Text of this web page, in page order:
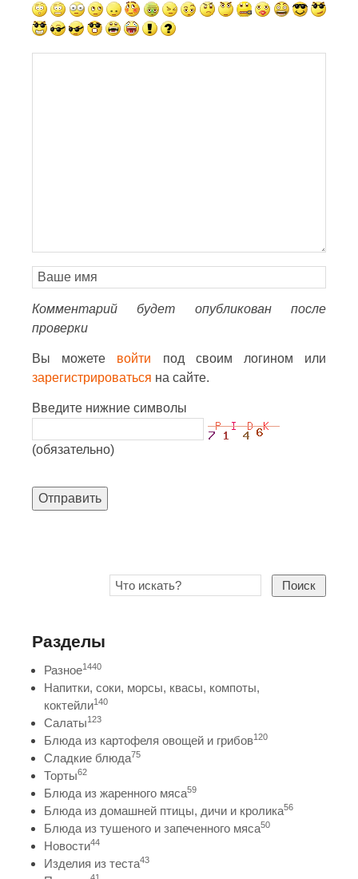
Комментарий будет опубликован после
проверки
Вы можете войти под своим логином или
зарегистрироваться на сайте.
Введите нижние символы
(обязательно)
Отправить
Поиск
Разделы
Разное1440
Напитки, соки, морсы, квасы, компоты,
коктейли140
Салаты123
Блюда из картофеля овощей и грибов120
Сладкие блюда75
Торты62
Блюда из жаренного мяса59
Блюда из домашней птицы, дичи и кролика56
Блюда из тушеного и запеченного мяса50
Новости44
Изделия из теста43